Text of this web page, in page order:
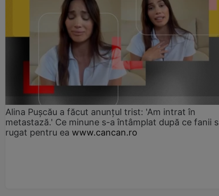
Alina Pușcău a făcut anunțul trist: 'Am intrat în
metastază.' Ce minune s-a întâmplat după ce fanii
rugat pentru ea www.cancan.ro